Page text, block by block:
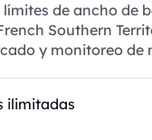
de ancho de
Southern
y monitoreo de
ilimitadas